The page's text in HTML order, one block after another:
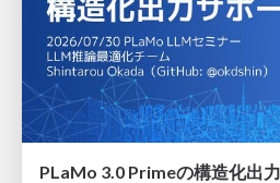
PLaMo 3.0 Primeの構造化出